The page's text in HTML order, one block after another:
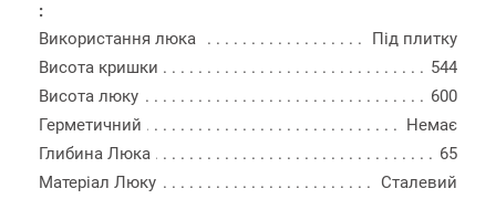
:
Використання люка
Під плитку
Висота кришки
544
Висота люку
600
Герметичний
Немає
Глибина Люка
65
Матеріал Люку
Сталевий